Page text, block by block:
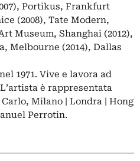
Portikus, Frankfurt
(2008), Tate Modern,
Museum, Shanghai (2012),
Melbourne (2014), Dallas
1971. Vive e lavora ad
è rappresentata
Milano | Londra | Hong
Perrotin.